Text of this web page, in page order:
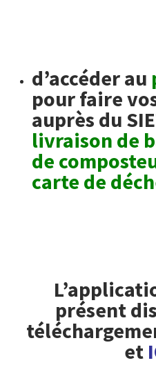
d’accéder au
pour faire
auprès du
livraison de
de
carte de
présent
et